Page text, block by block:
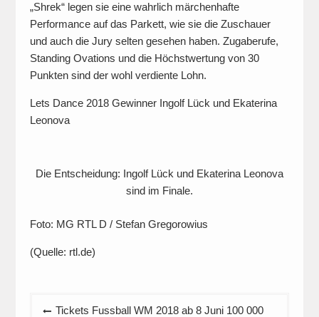
„Shrek“ legen sie eine wahrlich märchenhafte
Performance auf das Parkett, wie sie die Zuschauer
und auch die Jury selten gesehen haben. Zugaberufe,
Standing Ovations und die Höchstwertung von 30
Punkten sind der wohl verdiente Lohn.
Lets Dance 2018 Gewinner Ingolf Lück und Ekaterina
Leonova
Die Entscheidung: Ingolf Lück und Ekaterina Leonova
sind im Finale.
Foto: MG RTL D / Stefan Gregorowius
(Quelle: rtl.de)
Beitragsnavigation
Tickets Fussball WM 2018 ab 8 Juni 100 000